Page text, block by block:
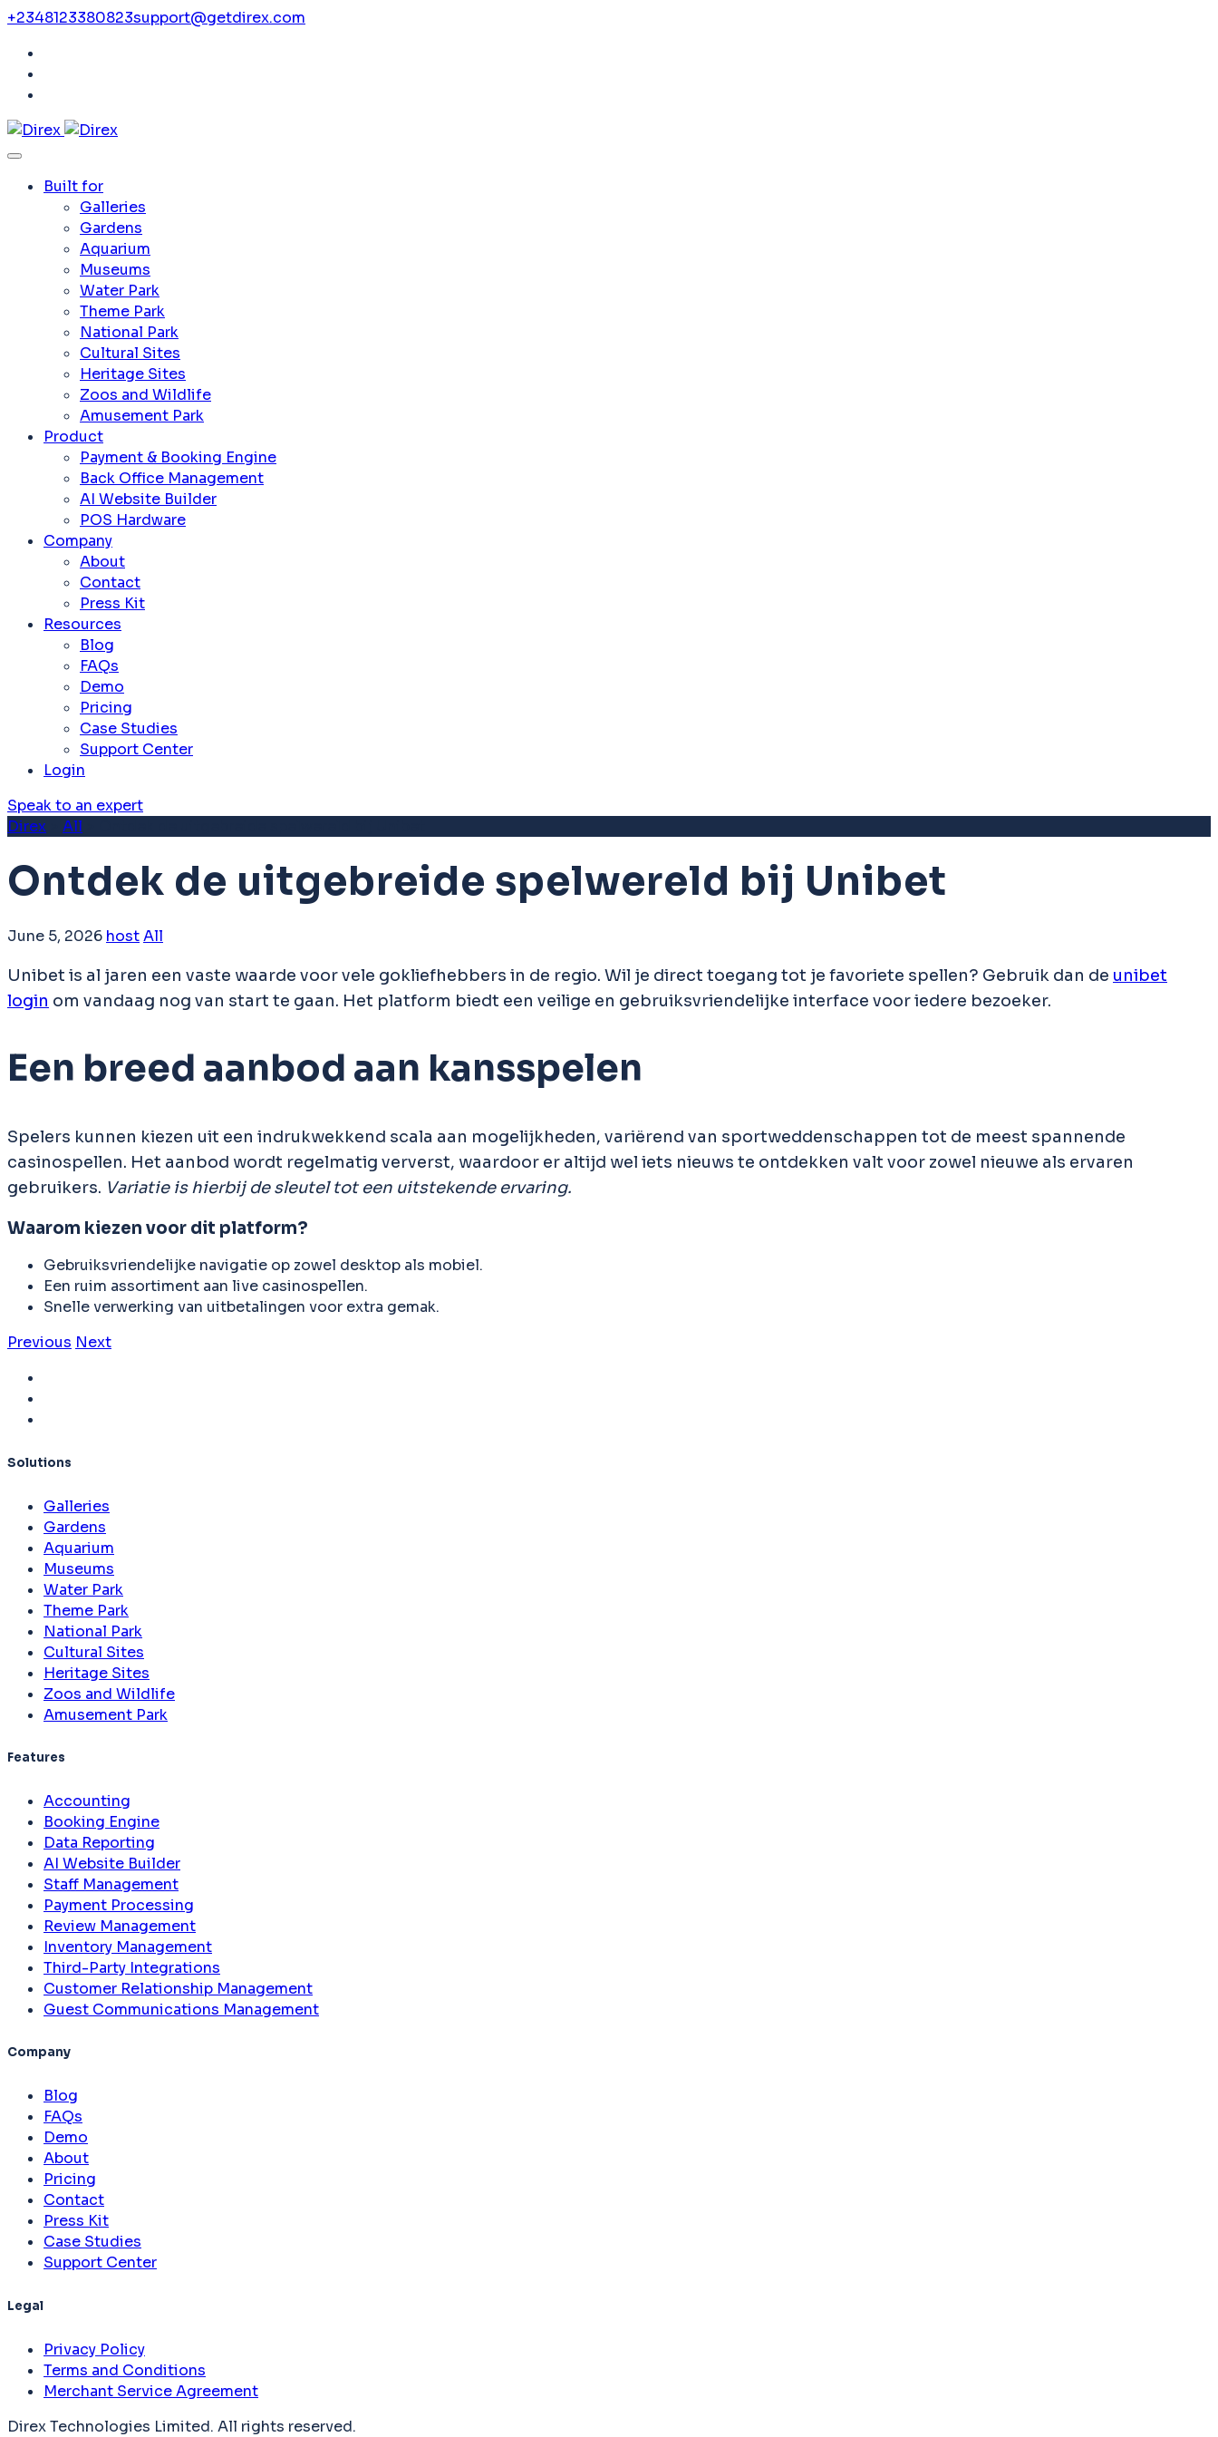
+2348123380823support@getdirex.com
Built for
Galleries
Gardens
Aquarium
Museums
Water Park
Theme Park
National Park
Cultural Sites
Heritage Sites
Zoos and Wildlife
Amusement Park
Product
Payment & Booking Engine
Back Office Management
AI Website Builder
POS Hardware
Company
About
Contact
Press Kit
Resources
Blog
FAQs
Demo
Pricing
Case Studies
Support Center
Login
Speak to an expert
Direx
All
Ontdek de uitgebreide spelwereld bij Unibet
June 5, 2026 hostAll
Unibet is al jaren een vaste waarde voor vele gokliefhebbers in de regio. Wil je direct toegang tot je favoriete spellen? Gebruik dan de unibet
login om vandaag nog van start te gaan. Het platform biedt een veilige en gebruiksvriendelijke interface voor iedere bezoeker.
Een breed aanbod aan kansspelen
Spelers kunnen kiezen uit een indrukwekkend scala aan mogelijkheden, variërend van sportweddenschappen tot de meest spannende
casinospellen. Het aanbod wordt regelmatig ververst, waardoor er altijd wel iets nieuws te ontdekken valt voor zowel nieuwe als ervaren
gebruikers. Variatie is hierbij de sleutel tot een uitstekende ervaring.
Waarom kiezen voor dit platform?
Gebruiksvriendelijke navigatie op zowel desktop als mobiel.
Een ruim assortiment aan live casinospellen.
Snelle verwerking van uitbetalingen voor extra gemak.
Previous Next
Solutions
Galleries
Gardens
Aquarium
Museums
Water Park
Theme Park
National Park
Cultural Sites
Heritage Sites
Zoos and Wildlife
Amusement Park
Features
Accounting
Booking Engine
Data Reporting
AI Website Builder
Staff Management
Payment Processing
Review Management
Inventory Management
Third-Party Integrations
Customer Relationship Management
Guest Communications Management
Company
Blog
FAQs
Demo
About
Pricing
Contact
Press Kit
Case Studies
Support Center
Legal
Privacy Policy
Terms and Conditions
Merchant Service Agreement
Direx Technologies Limited. All rights reserved.